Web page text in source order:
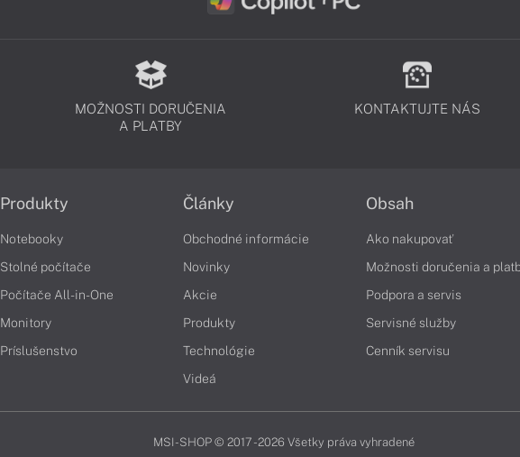
MOŽNOSTI DORUČENIA
A PLATBY
KONTAKTUJTE NÁS
Produkty
Notebooky
Stolné počítače
Počítače All-in-One
Monitory
Príslušenstvo
Články
Obchodné informácie
Novinky
Akcie
Produkty
Technológie
Videá
Obsah
Ako nakupovať
Možnosti doručenia a
Podpora a servis
Servisné služby
Cenník servisu
MSI-SHOP © 2017 - 2026 Všetky práva vyhradené